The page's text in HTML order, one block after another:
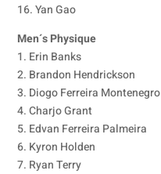
16. Yan Gao
Men´s Physique
1. Erin Banks
2. Brandon Hendrickson
3. Diogo Ferreira Montenegro
4. Charjo Grant
5. Edvan Ferreira Palmeira
6. Kyron Holden
7. Ryan Terry